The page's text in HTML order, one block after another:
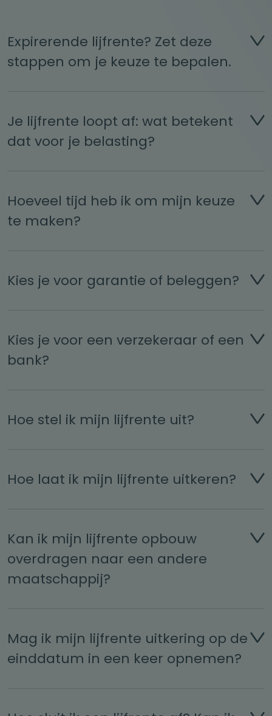
Expirerende lijfrente? Zet deze
stappen om je keuze te bepalen.
Je lijfrente loopt af: wat betekent
dat voor je belasting?
Hoeveel tijd heb ik om mijn keuze
te maken?
Kies je voor garantie of beleggen?
Kies je voor een verzekeraar of een
bank?
Hoe stel ik mijn lijfrente uit?
Hoe laat ik mijn lijfrente uitkeren?
Kan ik mijn lijfrente opbouw
overdragen naar een andere
maatschappij?
Mag ik mijn lijfrente uitkering op de
einddatum in een keer opnemen?